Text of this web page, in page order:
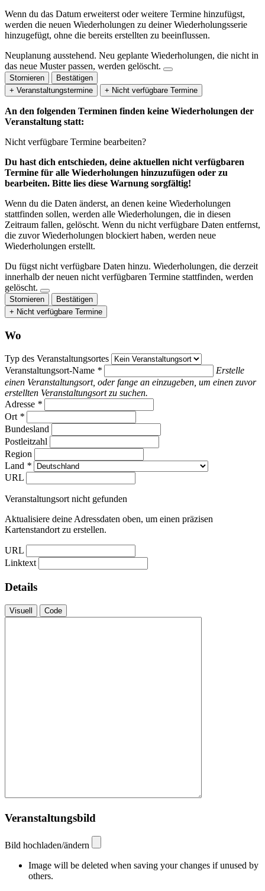
Wenn du das Datum erweiterst oder weitere Termine hinzufügst,
werden die neuen Wiederholungen zu deiner Wiederholungsserie
hinzugefügt, ohne die bereits erstellten zu beeinflussen.
Neuplanung ausstehend. Neu geplante Wiederholungen, die nicht in
das neue Muster passen, werden gelöscht.
Stornieren
Bestätigen
+ Veranstaltungstermine
+ Nicht verfügbare Termine
An den folgenden Terminen finden keine Wiederholungen der
Veranstaltung statt:
Nicht verfügbare Termine bearbeiten?
Du hast dich entschieden, deine aktuellen nicht verfügbaren
Termine für alle Wiederholungen hinzuzufügen oder zu
bearbeiten. Bitte lies diese Warnung sorgfältig!
Wenn du die Daten änderst, an denen keine Wiederholungen
stattfinden sollen, werden alle Wiederholungen, die in diesen
Zeitraum fallen, gelöscht. Wenn du nicht verfügbare Daten entfernst,
die zuvor Wiederholungen blockiert haben, werden neue
Wiederholungen erstellt.
Du fügst nicht verfügbare Daten hinzu. Wiederholungen, die derzeit
innerhalb der neuen nicht verfügbaren Termine stattfinden, werden
gelöscht.
Stornieren
Bestätigen
+ Nicht verfügbare Termine
Wo
Typ des Veranstaltungsortes
Veranstaltungsort-Name *
Erstelle
einen Veranstaltungsort, oder fange an einzugeben, um einen zuvor
erstellten Veranstaltungsort zu suchen.
Adresse *
Ort *
Bundesland
Postleitzahl
Region
Land *
URL
Veranstaltungsort nicht gefunden
Aktualisiere deine Adressdaten oben, um einen präzisen
Kartenstandort zu erstellen.
URL
Linktext
Details
Visuell Code
Veranstaltungsbild
Bild hochladen/ändern
Image will be deleted when saving your changes if unused by
others.